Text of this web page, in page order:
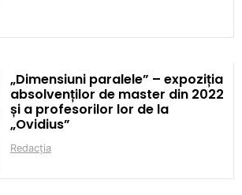
„Dimensiuni paralele” – expoziția
absolvenților de master din 2022
și a profesorilor lor de la
„Ovidius”
Redacția